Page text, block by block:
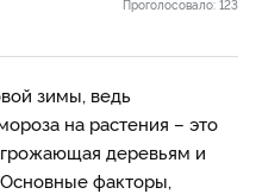
Проголосовало: 123
зимы, ведь
на растения – это
деревьям и
факторы,